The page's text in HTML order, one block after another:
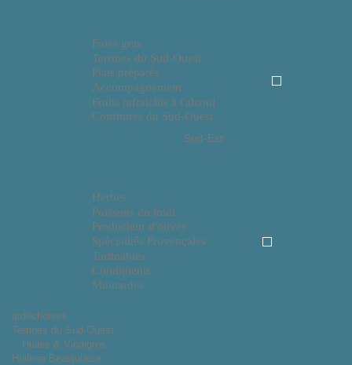
Foies gras
Terrines du Sud-Ouest
Plats préparés
Accompagnement
Fruits rafraichis à l'alcool
Confitures du Sud-Ouest
Sud-Est
Herbes
Poissons du midi
Producteur d'olives
Spécialités Provençales
Tartinables
Condiments
Moutardes
ardéchoises
Terrines du Sud-Ouest
Huiles & Vinaigres
Huilerie Beaujolaise